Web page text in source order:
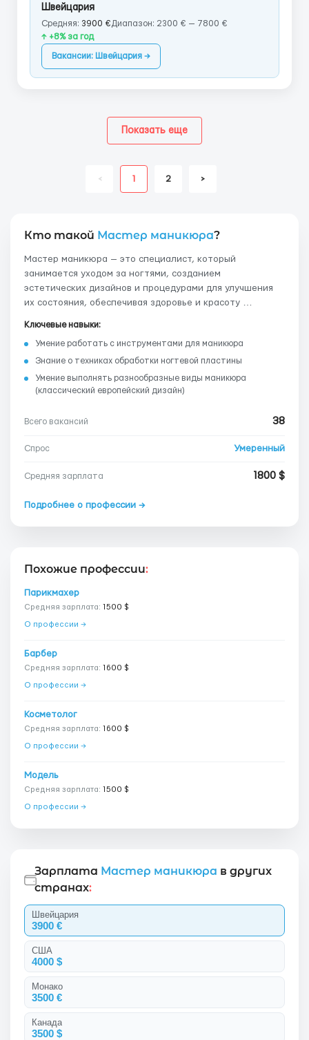
Швейцария
Средняя: 3900 € Диапазон: 2300 € — 7800 €
↑ +8% за год
Вакансии: Швейцария →
< 1 2 >
Показать еще
Кто такой Мастер маникюра?
Мастер маникюра — это специалист, который
занимается уходом за ногтями, созданием
эстетических дизайнов и процедурами для улучшения
их состояния, обеспечивая здоровье и красоту …
Ключевые навыки:
Умение работать с инструментами для маникюра
Знание о техниках обработки ногтевой пластины
Умение выполнять разнообразные виды маникюра
(классический европейский дизайн)
Всего вакансий 38
Спрос Умеренный
Средняя зарплата 1800 $
Подробнее о профессии →
Похожие профессии:
Парикмахер
Средняя зарплата: 1500 $
О профессии →
Барбер
Средняя зарплата: 1600 $
О профессии →
Косметолог
Средняя зарплата: 1600 $
О профессии →
Модель
Средняя зарплата: 1500 $
О профессии →
Зарплата Мастер маникюра в других
странах:
Швейцария
3900 €
США
4000 $
Монако
3500 €
Канада
3500 $